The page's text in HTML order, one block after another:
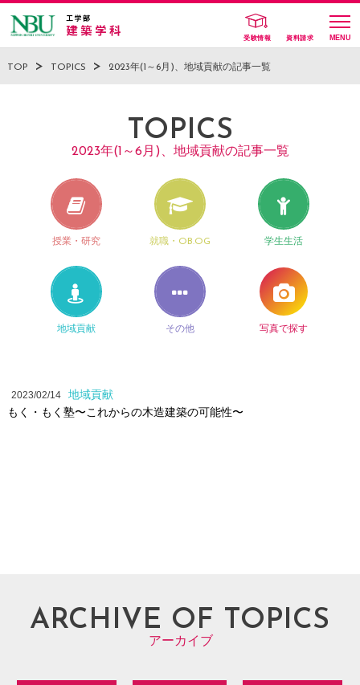
受験情報 資料請求
TOP TOPICS 2023年(1～6月)、地域貢献の記事一覧
TOPICS
2023年(1～6月)、地域貢献の記事一覧
授業・研究 就職・OB.OG 学生生活
地域貢献 その他 写真で探す
2023/02/14
地域貢献
もく・もく塾〜これからの木造建築の可能性〜
ARCHIVE OF TOPICS
アーカイブ